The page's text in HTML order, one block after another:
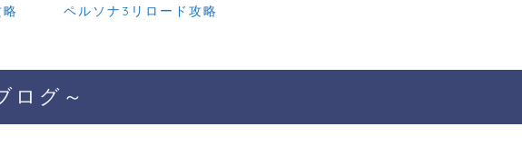
ペルソナ3リロード攻略
ログ～